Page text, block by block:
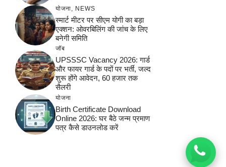
योजना NEWS
स्मार्ट मीटर पर सीएम योगी का बड़ा
एक्शन: ओवरबिलिंग की जांच के लिए
बनेगी समिति
जॉब
UPSSSC Vacancy 2026: गार्ड
और फायर गार्ड के पदों पर भर्ती, जल्द
शुरू होंगे आवेदन, 60 हजार तक
सैलरी
योजना
Birth Certificate Download
Online 2026: घर बैठे जन्म प्रमाण
पत्र कैसे डाउनलोड करें